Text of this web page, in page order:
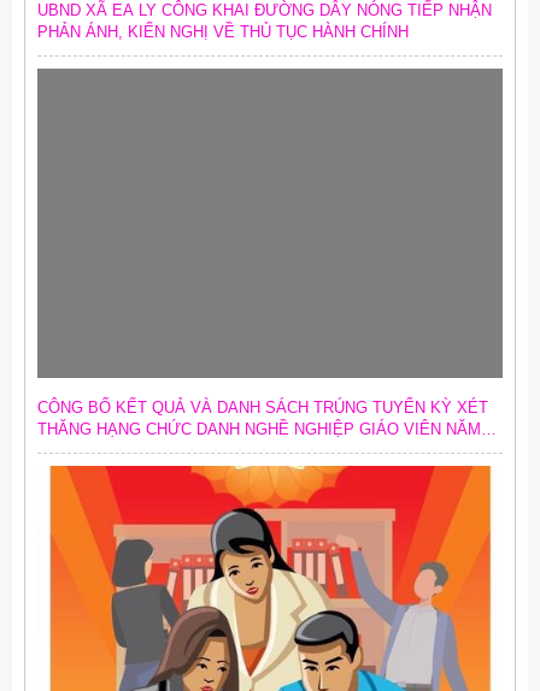
UBND XÃ EA LY CÔNG KHAI ĐƯỜNG DÂY NÓNG TIẾP NHẬN
PHẢN ÁNH, KIẾN NGHỊ VỀ THỦ TỤC HÀNH CHÍNH
CÔNG BỐ KẾT QUẢ VÀ DANH SÁCH TRÚNG TUYỂN KỲ XÉT
THĂNG HẠNG CHỨC DANH NGHỀ NGHIỆP GIÁO VIÊN NĂM
2026